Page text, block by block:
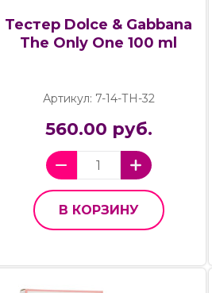
Тестер Dolce & Gabbana
The Only One 100 ml
Артикул: 7-14-ТН-32
560.00 руб.
В КОРЗИНУ